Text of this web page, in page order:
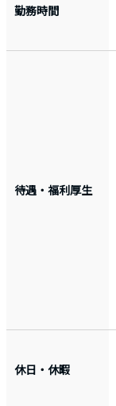
勤務時間
待遇・福利厚生
休日・休暇